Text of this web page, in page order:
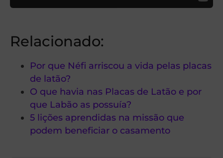
Relacionado:
Por que Néfi arriscou a vida pelas placas
de latão?
O que havia nas Placas de Latão e por
que Labão as possuía?
5 lições aprendidas na missão que
podem beneficiar o casamento